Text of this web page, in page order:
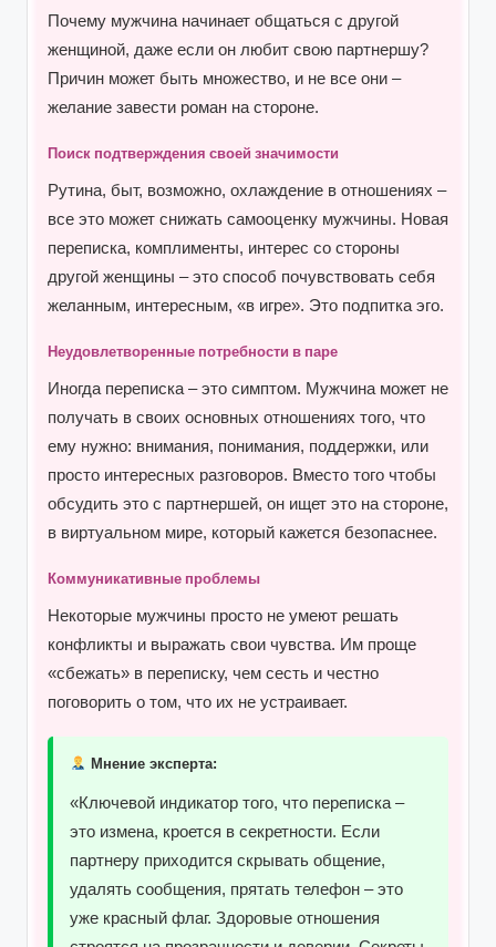
Почему мужчина начинает общаться с другой
женщиной, даже если он любит свою партнершу?
Причин может быть множество, и не все они –
желание завести роман на стороне.
Поиск подтверждения своей значимости
Рутина, быт, возможно, охлаждение в отношениях –
все это может снижать самооценку мужчины. Новая
переписка, комплименты, интерес со стороны
другой женщины – это способ почувствовать себя
желанным, интересным, «в игре». Это подпитка эго.
Неудовлетворенные потребности в паре
Иногда переписка – это симптом. Мужчина может не
получать в своих основных отношениях того, что
ему нужно: внимания, понимания, поддержки, или
просто интересных разговоров. Вместо того чтобы
обсудить это с партнершей, он ищет это на стороне,
в виртуальном мире, который кажется безопаснее.
Коммуникативные проблемы
Некоторые мужчины просто не умеют решать
конфликты и выражать свои чувства. Им проще
«сбежать» в переписку, чем сесть и честно
поговорить о том, что их не устраивает.
Мнение эксперта:
«Ключевой индикатор того, что переписка –
это измена, кроется в секретности. Если
партнеру приходится скрывать общение,
удалять сообщения, прятать телефон – это
уже красный флаг. Здоровые отношения